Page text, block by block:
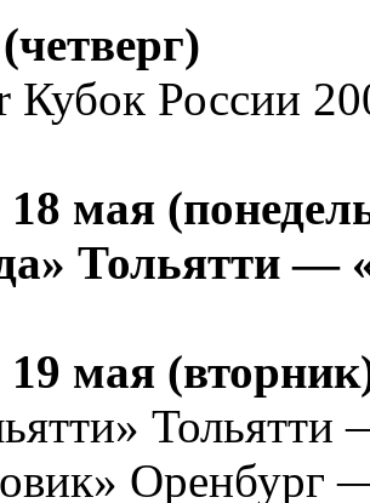
Кубок России
мая
Тольятти —
мая